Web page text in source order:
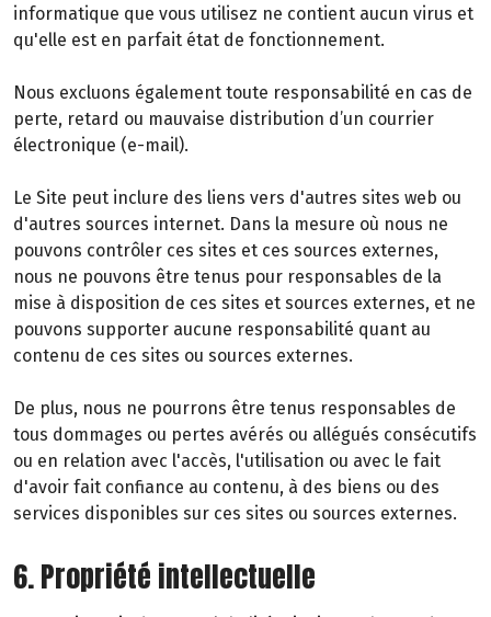
informatique que vous utilisez ne contient aucun virus et
qu'elle est en parfait état de fonctionnement.
Nous excluons également toute responsabilité en cas de
perte, retard ou mauvaise distribution d’un courrier
électronique (e-mail).
Le Site peut inclure des liens vers d'autres sites web ou
d'autres sources internet. Dans la mesure où nous ne
pouvons contrôler ces sites et ces sources externes,
nous ne pouvons être tenus pour responsables de la
mise à disposition de ces sites et sources externes, et ne
pouvons supporter aucune responsabilité quant au
contenu de ces sites ou sources externes.
De plus, nous ne pourrons être tenus responsables de
tous dommages ou pertes avérés ou allégués consécutifs
ou en relation avec l'accès, l'utilisation ou avec le fait
d'avoir fait confiance au contenu, à des biens ou des
services disponibles sur ces sites ou sources externes.
6. Propriété intellectuelle